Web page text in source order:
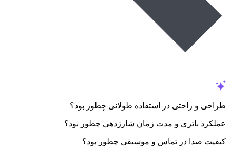
طراحی و راحتی در استفاده طولانی چطور بود؟
عملکرد باتری و مدت زمان شارژدهی چطور بود؟
کیفیت صدا در تماس و موسیقی چطور بود؟